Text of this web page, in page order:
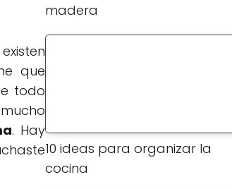
que
todo
. Hay
madera
10 ideas para organizar la
cocina